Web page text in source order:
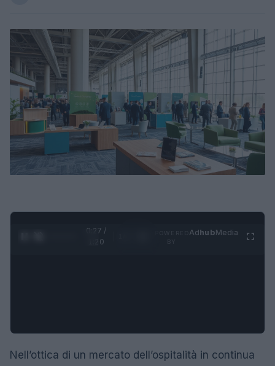
0:28 /
1:20
AdhubMedia
Nell’ottica di un mercato dell’ospitalità in continua